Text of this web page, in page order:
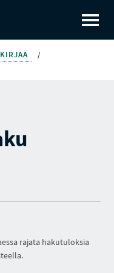
/
rajata hakutuloksia